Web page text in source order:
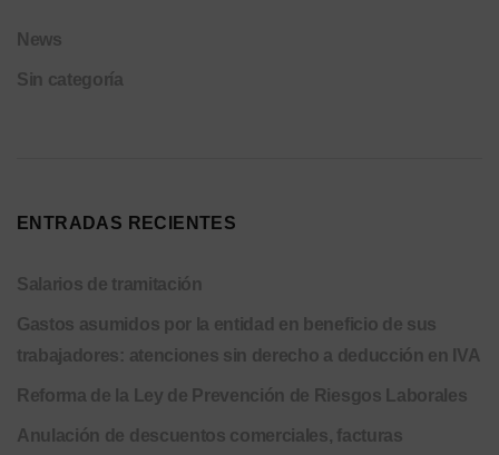
News
Sin categoría
ENTRADAS RECIENTES
Salarios de tramitación
Gastos asumidos por la entidad en beneficio de sus
trabajadores: atenciones sin derecho a deducción en IVA
Reforma de la Ley de Prevención de Riesgos Laborales
Anulación de descuentos comerciales, facturas